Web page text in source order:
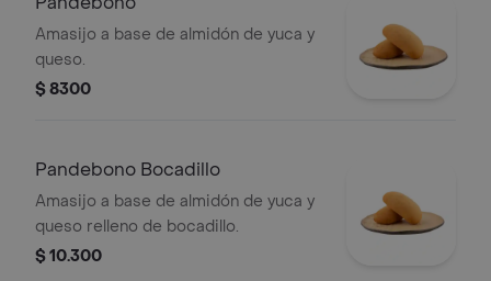
Amasijo a base de almidón de yuca y
queso.
$ 8300
Pandebono Bocadillo
Amasijo a base de almidón de yuca y
queso relleno de bocadillo.
$ 10.300